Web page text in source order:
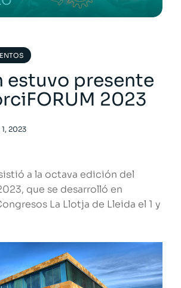
estuvo presente
2023
2023
a la octava edición del
que se desarrolló en
La Llotja de Lleida el 1 y